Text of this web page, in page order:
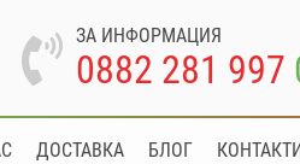
ЗА ИНФОРМАЦИЯ
0882 281 997
ДОСТАВКА БЛОГ КОНТАКТИ